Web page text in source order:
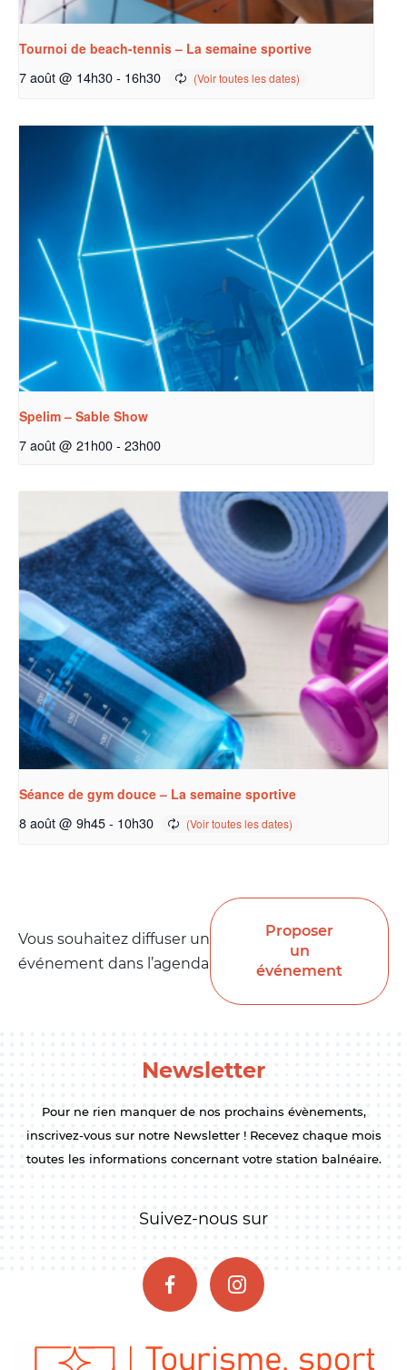
Tournoi de beach-tennis – La semaine sportive
7 août @ 14h30- 16h30
Spelim – Sable Show
7 août @ 21h00- 23h00
Séance de gym douce – La semaine sportive
8 août @ 9h45- 10h30
Vous souhaitez diffuser un
événement dans l’agenda
Proposer
un
événement
Newsletter
Pour ne rien manquer de nos prochains évènements,
inscrivez-vous sur notre Newsletter ! Recevez chaque mois
toutes les informations concernant votre station balnéaire.
Suivez-nous sur